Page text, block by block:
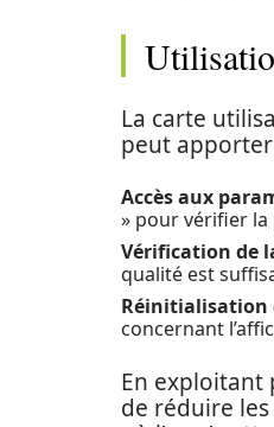
La carte
peut
Accès aux
» pour vérifier
Vérification de
qualité est
Réinitialisation
concernant
En exploitant
de réduire